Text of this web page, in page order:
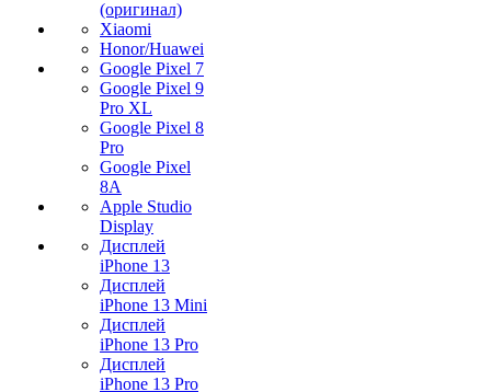
(оригинал)
Xiaomi
Honor/Huawei
Google Pixel 7
Google Pixel 9
Pro XL
Google Pixel 8
Pro
Google Pixel
8A
Apple Studio
Display
Дисплей
iPhone 13
Дисплей
iPhone 13 Mini
Дисплей
iPhone 13 Pro
Дисплей
iPhone 13 Pro